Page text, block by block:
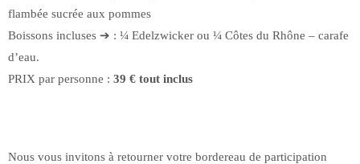
flambée sucrée aux pommes
Boissons incluses ➔ : ¼ Edelzwicker ou ¼ Côtes du Rhône – carafe
d’eau.
PRIX par personne : 39 € tout inclus
Nous vous invitons à retourner votre bordereau de participation